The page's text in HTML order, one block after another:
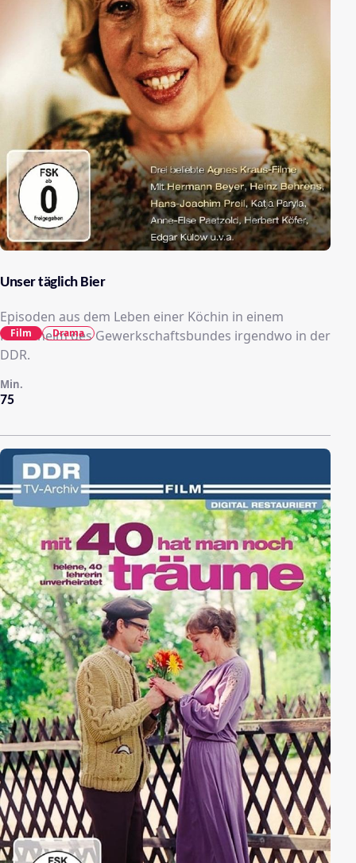
Unser täglich Bier
Episoden aus dem Leben einer Köchin in einem
Ferienheim des Gewerkschaftsbundes irgendwo in der
DDR.
75
Min.
Film Drama